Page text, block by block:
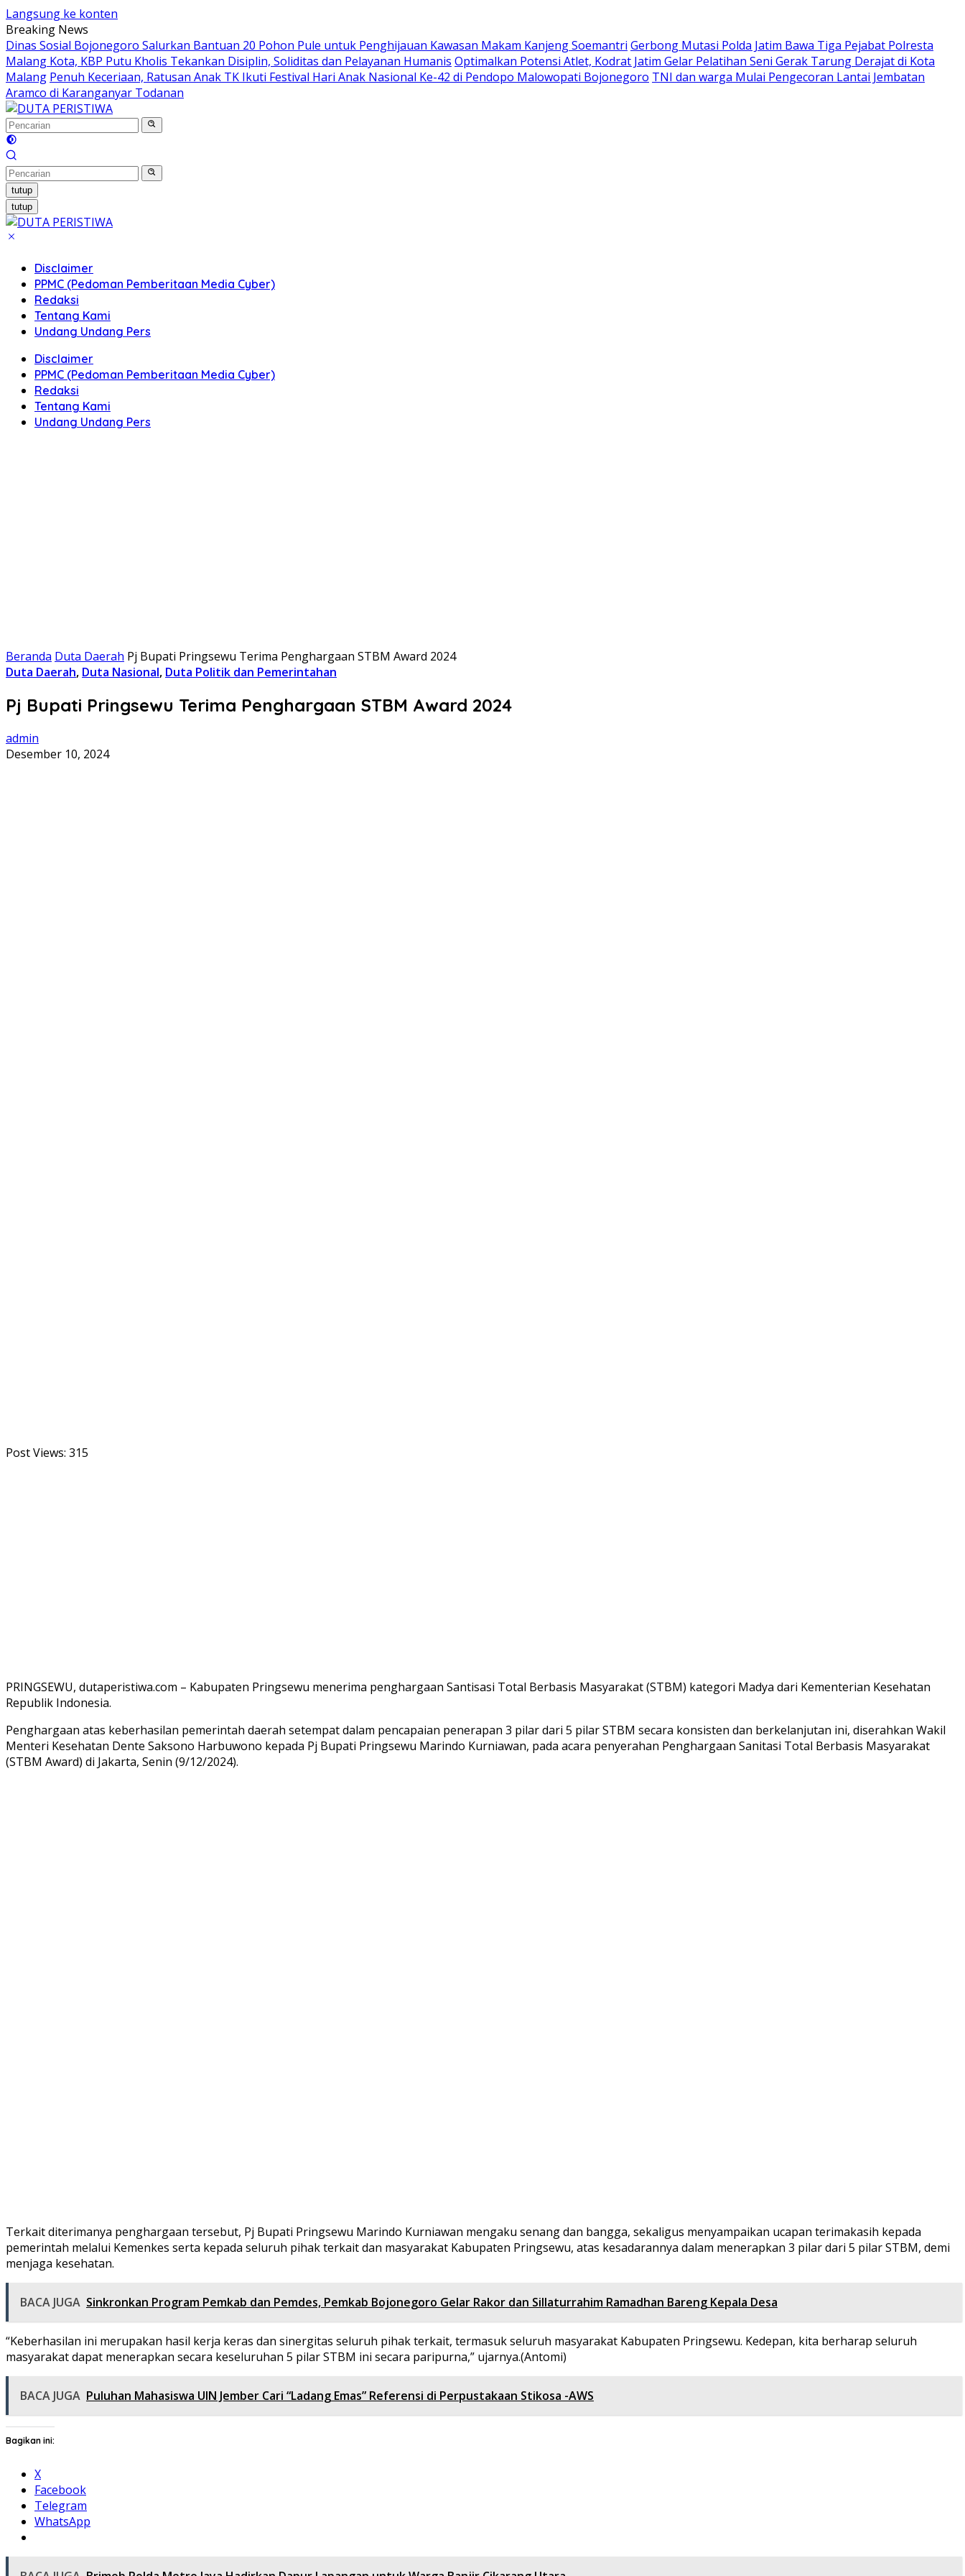
Langsung ke konten
Breaking News
Dinas Sosial Bojonegoro Salurkan Bantuan 20 Pohon Pule untuk Penghijauan Kawasan Makam Kanjeng Soemantri Gerbong Mutasi Polda Jatim Bawa Tiga Pejabat Polresta
Malang Kota, KBP Putu Kholis Tekankan Disiplin, Soliditas dan Pelayanan Humanis Optimalkan Potensi Atlet, Kodrat Jatim Gelar Pelatihan Seni Gerak Tarung Derajat di Kota
Malang Penuh Keceriaan, Ratusan Anak TK Ikuti Festival Hari Anak Nasional Ke-42 di Pendopo Malowopati Bojonegoro TNI dan warga Mulai Pengecoran Lantai Jembatan
Aramco di Karanganyar Todanan
tutup
tutup
Disclaimer
PPMC (Pedoman Pemberitaan Media Cyber)
Redaksi
Tentang Kami
Undang Undang Pers
Disclaimer
PPMC (Pedoman Pemberitaan Media Cyber)
Redaksi
Tentang Kami
Undang Undang Pers
Beranda Duta Daerah Pj Bupati Pringsewu Terima Penghargaan STBM Award 2024
Duta Daerah, Duta Nasional, Duta Politik dan Pemerintahan
Pj Bupati Pringsewu Terima Penghargaan STBM Award 2024
admin
Desember 10, 2024
Post Views: 315
PRINGSEWU, dutaperistiwa.com – Kabupaten Pringsewu menerima penghargaan Santisasi Total Berbasis Masyarakat (STBM) kategori Madya dari Kementerian Kesehatan
Republik Indonesia.
Penghargaan atas keberhasilan pemerintah daerah setempat dalam pencapaian penerapan 3 pilar dari 5 pilar STBM secara konsisten dan berkelanjutan ini, diserahkan Wakil
Menteri Kesehatan Dente Saksono Harbuwono kepada Pj Bupati Pringsewu Marindo Kurniawan, pada acara penyerahan Penghargaan Sanitasi Total Berbasis Masyarakat
(STBM Award) di Jakarta, Senin (9/12/2024).
Terkait diterimanya penghargaan tersebut, Pj Bupati Pringsewu Marindo Kurniawan mengaku senang dan bangga, sekaligus menyampaikan ucapan terimakasih kepada
pemerintah melalui Kemenkes serta kepada seluruh pihak terkait dan masyarakat Kabupaten Pringsewu, atas kesadarannya dalam menerapkan 3 pilar dari 5 pilar STBM, demi
menjaga kesehatan.
BACA JUGA Sinkronkan Program Pemkab dan Pemdes, Pemkab Bojonegoro Gelar Rakor dan Sillaturrahim Ramadhan Bareng Kepala Desa
“Keberhasilan ini merupakan hasil kerja keras dan sinergitas seluruh pihak terkait, termasuk seluruh masyarakat Kabupaten Pringsewu. Kedepan, kita berharap seluruh
masyarakat dapat menerapkan secara keseluruhan 5 pilar STBM ini secara paripurna,” ujarnya.(Antomi)
BACA JUGA Puluhan Mahasiswa UIN Jember Cari “Ladang Emas” Referensi di Perpustakaan Stikosa -AWS
Bagikan ini:
X
Facebook
Telegram
WhatsApp